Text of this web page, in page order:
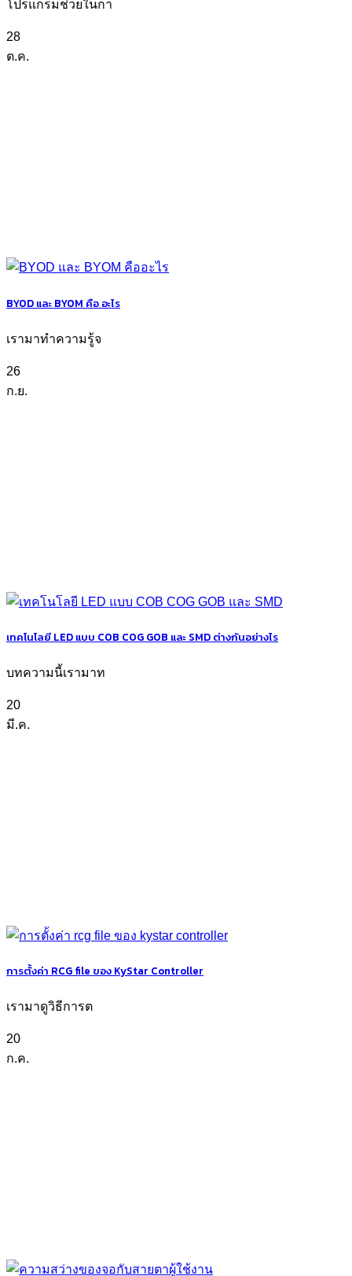
โปรแกรมช่วยในกา
28
ต.ค.
BYOD และ BYOM คือ อะไร
เรามาทำความรู้จ
26
ก.ย.
เทคโนโลยี LED แบบ COB COG GOB และ SMD ต่างกันอย่างไร
บทความนี้เรามาท
20
มี.ค.
การตั้งค่า RCG file ของ KyStar Controller
เรามาดูวิธีการต
20
ก.ค.